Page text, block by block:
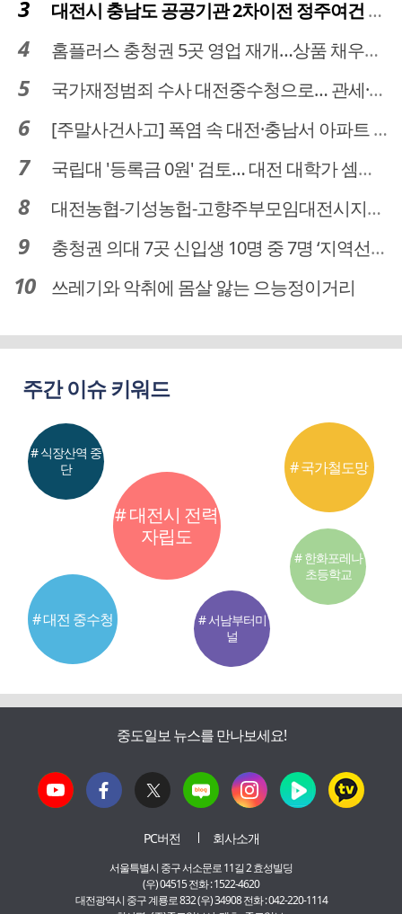
대전시 충남도 공공기관 2차이전 정주여건 확보 시급
홈플러스 충청권 5곳 영업 재개…상품 채우기 ‘속도전’
국가재정범죄 수사 대전중수청으로… 관세·국세 수사 전문인력 주목
[주말사건사고] 폭염 속 대전·충남서 아파트 화재·정전 잇따라…주민 대피·불편
국립대 '등록금 0원' 검토… 대전 대학가 셈법 복잡
대전농협-기성농헙-고향주부모임대전시지회, 이심점심 중식지원 봉사활동
충청권 의대 7곳 신입생 10명 중 7명 ‘지역선발’… 대전도 69.7%
쓰레기와 악취에 몸살 앓는 으능정이거리
주간 이슈 키워드
# 대전시 전력
자립도
# 대전 중수청
# 국가철도망
# 식장산역 중
단
# 서남부터미
널
# 한화포레나
초등학교
중도일보 뉴스를 만나보세요!
PC버전 회사소개
서울특별시 중구 서소문로 11길 2 효성빌딩
(우) 04515 전화 : 1522-4620
대전광역시 중구 계룡로 832 (우) 34908 전화 : 042-220-1114